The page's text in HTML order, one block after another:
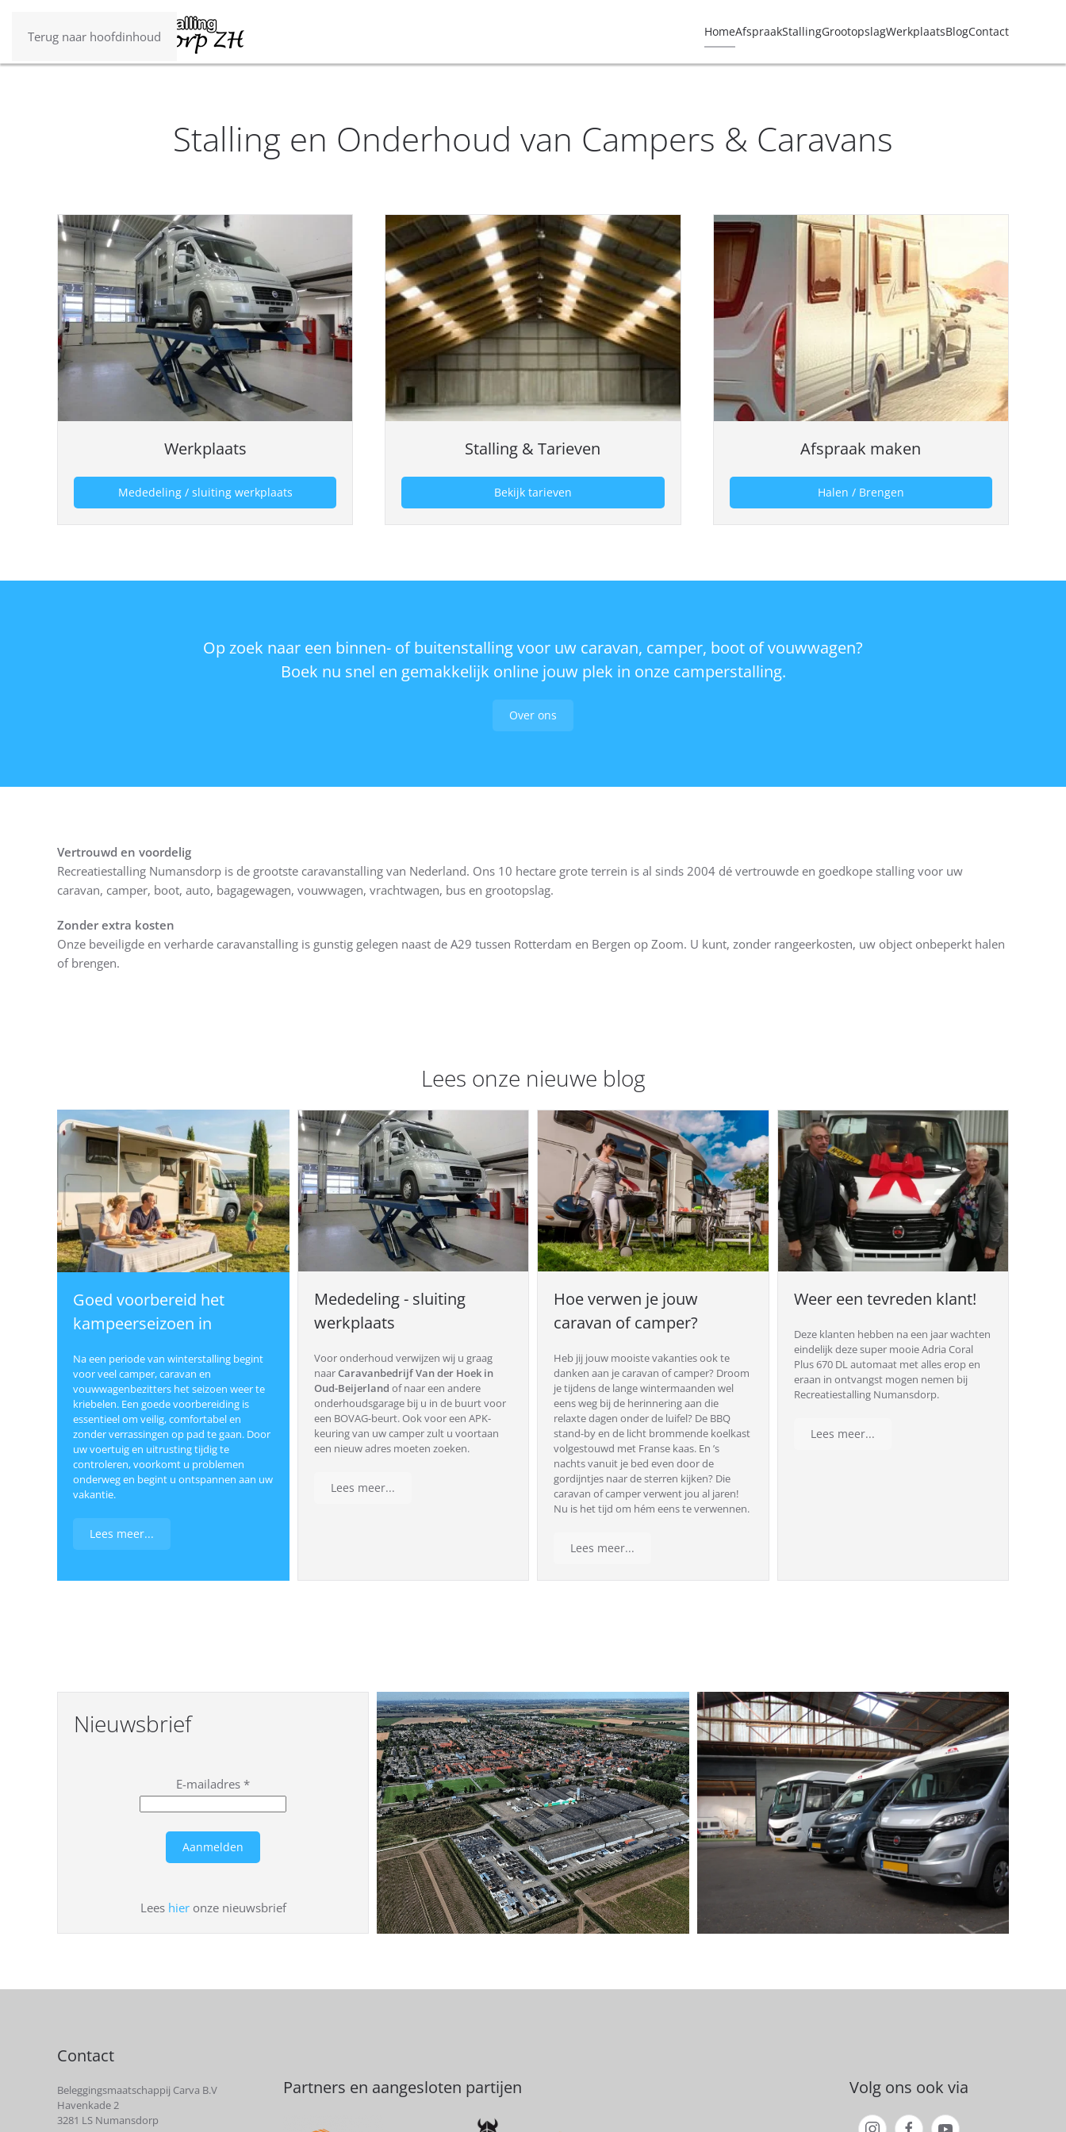
Terug naar hoofdinhoud HomeAfspraakStallingGrootopslagWerkplaatsBlogContact
Stalling en Onderhoud van Campers & Caravans
Werkplaats
Mededeling / sluiting werkplaats
Stalling & Tarieven
Bekijk tarieven
Afspraak maken
Halen / Brengen
Op zoek naar een binnen- of buitenstalling voor uw caravan, camper, boot of vouwwagen?
Boek nu snel en gemakkelijk online jouw plek in onze camperstalling.
Over ons
Vertrouwd en voordelig
Recreatiestalling Numansdorp is de grootste caravanstalling van Nederland. Ons 10 hectare grote terrein is al sinds 2004 dé vertrouwde en goedkope stalling voor uw
caravan, camper, boot, auto, bagagewagen, vouwwagen, vrachtwagen, bus en grootopslag.
Zonder extra kosten
Onze beveiligde en verharde caravanstalling is gunstig gelegen naast de A29 tussen Rotterdam en Bergen op Zoom. U kunt, zonder rangeerkosten, uw object onbeperkt halen
of brengen.
Lees onze nieuwe blog
Goed voorbereid het
kampeerseizoen in
Na een periode van winterstalling begint
voor veel camper, caravan en
vouwwagenbezitters het seizoen weer te
kriebelen. Een goede voorbereiding is
essentieel om veilig, comfortabel en
zonder verrassingen op pad te gaan. Door
uw voertuig en uitrusting tijdig te
controleren, voorkomt u problemen
onderweg en begint u ontspannen aan uw
vakantie.
Lees meer...
Mededeling - sluiting
werkplaats
Voor onderhoud verwijzen wij u graag
naarCaravanbedrijf Van der Hoek in
Oud-Beijerland of naar een andere
onderhoudsgarage bij u in de buurt voor
een BOVAG-beurt. Ook voor een APK-
keuring van uw camper zult u voortaan
een nieuw adres moeten zoeken.
Lees meer...
Hoe verwen je jouw
caravan of camper?
Heb jij jouw mooiste vakanties ook te
danken aan je caravan of camper? Droom
je tijdens de lange wintermaanden wel
eens weg bij de herinnering aan die
relaxte dagen onder de luifel? De BBQ
stand-by en de licht brommende koelkast
volgestouwd met Franse kaas. En ’s
nachts vanuit je bed even door de
gordijntjes naar de sterren kijken? Die
caravan of camper verwent jou al jaren!
Nu is het tijd om hém eens te verwennen.
Lees meer...
Weer een tevreden klant!
Deze klanten hebben na een jaar wachten
eindelijk deze super mooie Adria Coral
Plus 670 DL automaat met alles erop en
eraan in ontvangst mogen nemen bij
Recreatiestalling Numansdorp.
Lees meer...
Nieuwsbrief
E-mailadres *
Lees hieronze nieuwsbrief
Contact
Beleggingsmaatschappij Carva B.V
Havenkade 2
3281 LS Numansdorp
Partners en aangesloten partijen Volg ons ook via